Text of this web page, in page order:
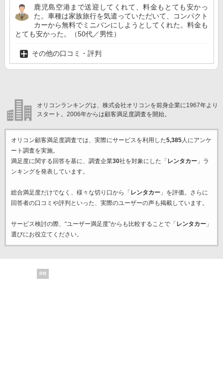
鹿児島空港まで送迎してくれて、料金もとても安かっ
た。車種は家族旅行を気遣っていただいて、コンパクト
カーから無料でミニバンにしようとしてくれた。料金も
とても安かった。（50代／男性）
その他の口コミ・評判
オリコンランキングは、株式会社オリコンを前身企業に1967年より
スタート。2006年からは顧客満足度調査を開始。
オリコン顧客満足度調査では、実際にサービスを利用した5,385人にアンケ
ート調査を実施。
満足度に関する回答を基に、調査企業30社を対象にした「 レンタカー」ラ
ンキングを発表しています。
総合満足度だけでなく、様々な切り口から「 レンタカー」を評価。さらに
回答者の口コミや評判といった、実際のユーザーの声も掲載しています。
サービス検討の際、“ユーザー満足度”からも比較することで「 レンタカー」
選びにお役立てください。
PR